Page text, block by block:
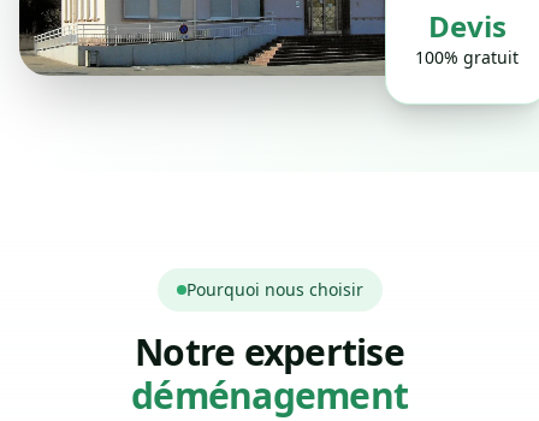
Devis
100% gratuit
Pourquoi nous choisir
Notre expertise
déménagement